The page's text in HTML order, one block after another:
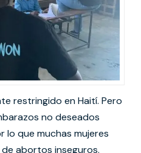
restringido en Haití. Pero
no deseados
lo que muchas mujeres
abortos inseguros.